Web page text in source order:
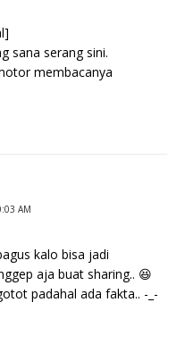
sana serang sini.
membacanya
AM
kalo bisa jadi
aja buat sharing.. 😆
padahal ada fakta.. -_-